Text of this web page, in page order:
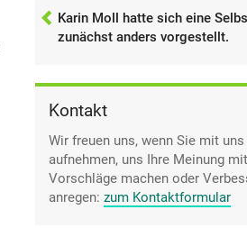
Karin Moll hatte sich eine
zunächst anders vorgestellt.
Kontakt
Wir freuen uns, wenn Sie mit
aufnehmen, uns Ihre Meinung
Vorschläge machen oder
anregen: zum Kontaktformular